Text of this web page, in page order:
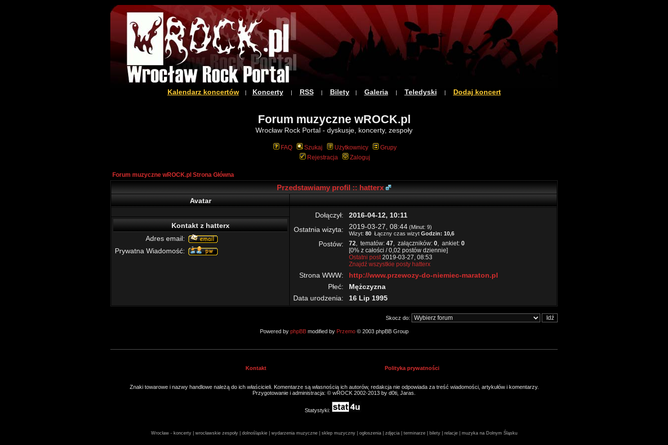
Kalendarz koncertów| Koncerty| RSS| Bilety| Galeria| Teledyski | Dodaj koncert
Forum muzyczne wROCK.pl
Wrocław Rock Portal - dyskusje, koncerty, zespoły
FAQ Szukaj Użytkownicy
Grupy
Rejestracja
Zaloguj
Forum muzyczne wROCK.pl Strona Główna
Przedstawiamy profil :: hatterx
Avatar
Dołączył:
2016-04-12, 10:11
Ostatnia wizyta:
2019-03-27, 08:44 (Minut: 9)
Wizyt: 80 Łączny czas wizyt Godzin: 10,6
Postów: 72, tematów: 47, załączników: 0, ankiet: 0
[0% z całości / 0,02 postów dziennie]
Ostatni post2019-03-27, 08:53
Znajdź wszystkie posty hatterx
Strona WWW:
http://www.przewozy-do-niemiec-maraton.pl
Płeć:
Mężczyzna
Data urodzenia:
16 Lip 1995
Kontakt z hatterx
Adres email:
Prywatna Wiadomość:
Skocz do:
Powered by phpBBmodified by Przemo© 2003 phpBB Group
Kontakt Polityka prywatności
Znaki towarowe i nazwy handlowe należą do ich właścicieli. Komentarze są własnością ich autorów, redakcja nie odpowiada za treść wiadomości, artykułów i komentarzy.
Przygotowanie i administracja: © wROCK 2002-2013 by d0ti, Jaras.
Statystyki:
Wrocław - koncerty | wrocławskie zespoły | dolnośląskie | wydarzenia muzyczne | sklep muzyczny | ogłoszenia | zdjęcia | terminarze | bilety | relacje | muzyka na Dolnym Śląsku